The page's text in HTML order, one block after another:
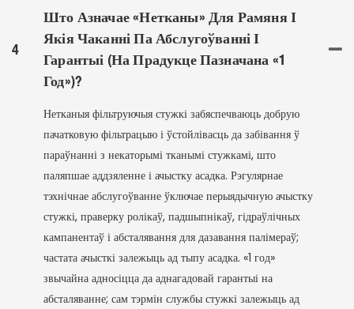
4
Што Азначае «нетканы» Для Рамяня І
Якія Чаканні Па Абслугоўванні І
Гарантыі (на Прадукце Пазначана «1
Год»)?
Нетканыя фільтруючыя стужкі забяспечваюць добрую
пачатковую фільтрацыю і ўстойлівасць да забівання ў
параўнанні з некаторымі тканымі стужкамі, што
паляпшае аддзяленне і ачыстку асадка. Рэгулярнае
тэхнічнае абслугоўванне ўключае перыядычную ачыстку
стужкі, праверку ролікаў, падшыпнікаў, гідраўлічных
кампанентаў і абсталявання для дазавання палімераў;
частата ачысткі залежыць ад тыпу асадка. «1 год»
звычайна адносіцца да аднагадовай гарантыі на
абсталяванне; сам тэрмін службы стужкі залежыць ад